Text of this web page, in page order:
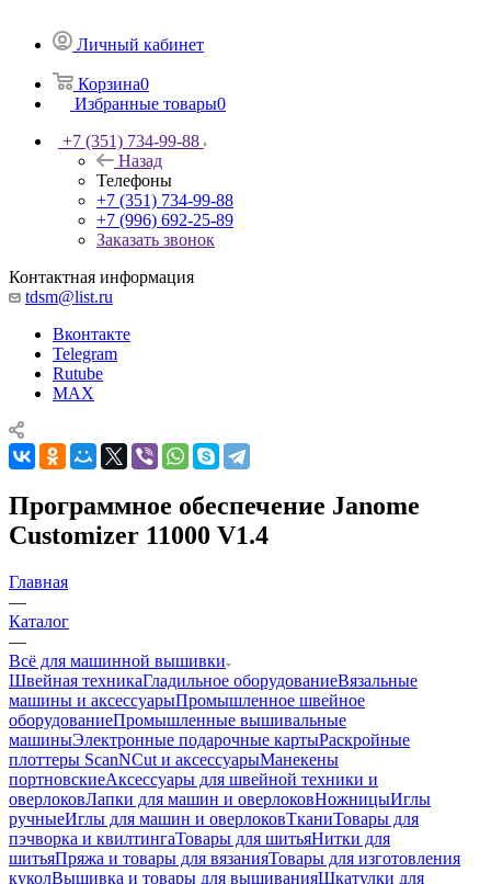
Личный кабинет
Корзина0
Избранные товары0
+7 (351) 734-99-88
Назад
Телефоны
+7 (351) 734-99-88
+7 (996) 692-25-89
Заказать звонок
Контактная информация
tdsm@list.ru
Вконтакте
Telegram
Rutube
MAX
Программное обеспечение Janome
Customizer 11000 V1.4
Главная
—
Каталог
—
Всё для машинной вышивки
Швейная техникаГладильное оборудованиеВязальные
машины и аксессуарыПромышленное швейное
оборудованиеПромышленные вышивальные
машиныЭлектронные подарочные картыРаскройные
плоттеры ScanNCut и аксессуарыМанекены
портновскиеАксессуары для швейной техники и
оверлоковЛапки для машин и оверлоковНожницыИглы
ручныеИглы для машин и оверлоковТканиТовары для
пэчворка и квилтингаТовары для шитьяНитки для
шитьяПряжа и товары для вязанияТовары для изготовления
куколВышивка и товары для вышиванияШкатулки для